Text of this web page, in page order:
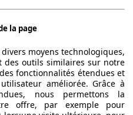
l
n.c.
responsabilité concernant
la page
moyens technologiques,
des outils similaires sur notre
fonctionnalités étendues et
améliorée. Grâce à
nous permettons la
offre, par exemple pour